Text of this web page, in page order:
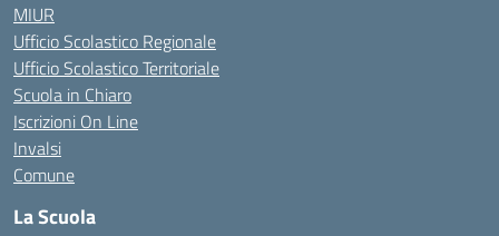
MIUR
Ufficio Scolastico Regionale
Ufficio Scolastico Territoriale
Scuola in Chiaro
Iscrizioni On Line
Invalsi
Comune
La Scuola